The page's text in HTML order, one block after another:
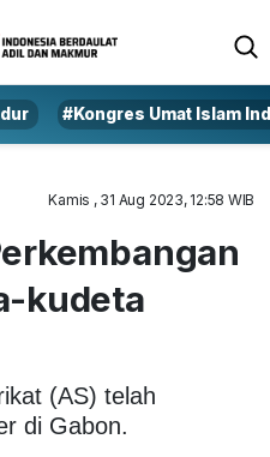
#Kongres Umat Islam
Kamis , 31 Aug 2023, 12:58 WIB
kudeta
(AS) telah
di Gabon.